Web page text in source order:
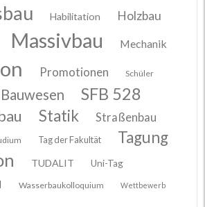
Habilitation Holzbau
Massivbau Mechanik
Promotionen Schüler
SFB 528
Statik Straßenbau
Tag der Fakultät Tagung
TUDALIT Uni-Tag
Wasserbaukolloquium Wettbewerb